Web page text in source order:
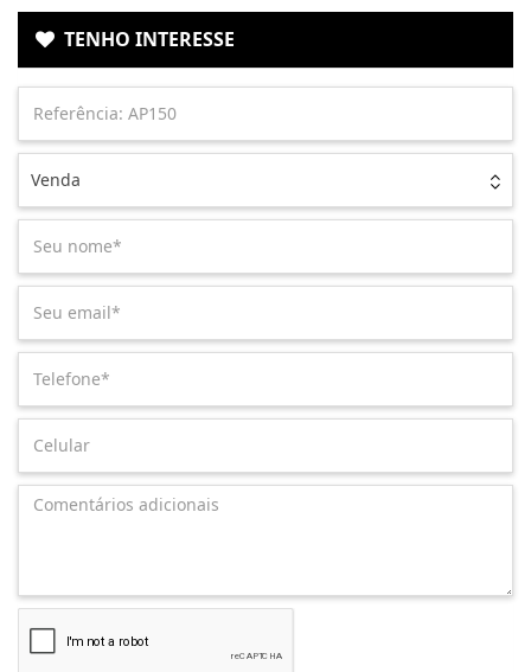
TENHO INTERESSE
Venda